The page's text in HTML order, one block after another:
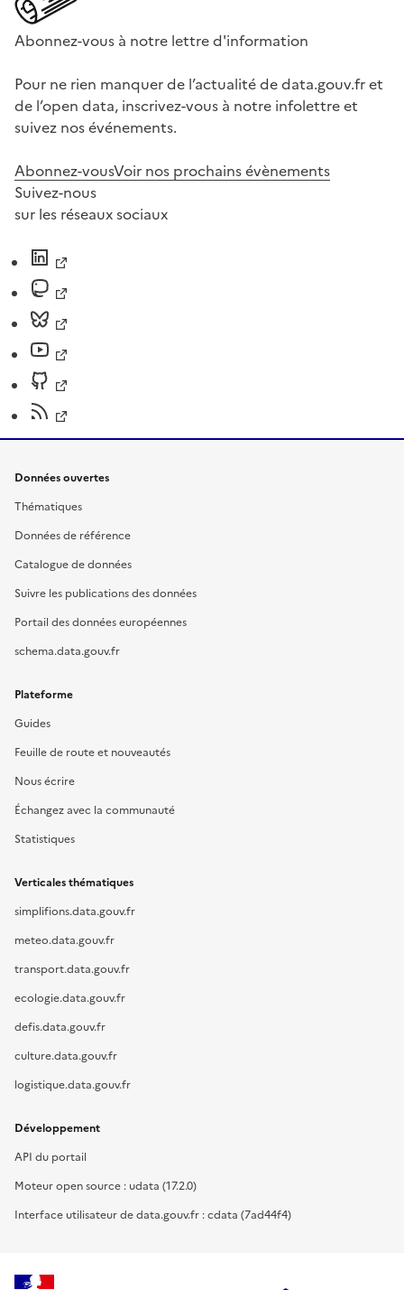
Abonnez-vous à notre lettre d'information
Pour ne rien manquer de l’actualité de data.gouv.fr et
de l’open data, inscrivez-vous à notre infolettre et
suivez nos événements.
Abonnez-vousVoir nos prochains évènements
Suivez-nous
sur les réseaux sociaux
Données ouvertes
Thématiques
Données de référence
Catalogue de données
Suivre les publications des données
Portail des données européennes
schema.data.gouv.fr
Plateforme
Guides
Feuille de route et nouveautés
Nous écrire
Échangez avec la communauté
Statistiques
Verticales thématiques
simplifions.data.gouv.fr
meteo.data.gouv.fr
transport.data.gouv.fr
ecologie.data.gouv.fr
defis.data.gouv.fr
culture.data.gouv.fr
logistique.data.gouv.fr
Développement
API du portail
Moteur open source : udata (17.2.0)
Interface utilisateur de data.gouv.fr : cdata (7ad44f4)